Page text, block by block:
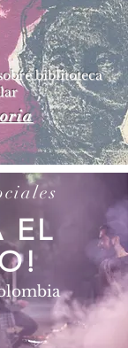
biblitoteca
EL